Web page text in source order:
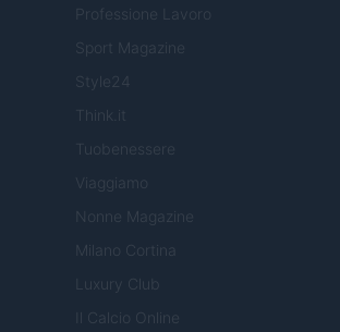
Professione Lavoro
Sport Magazine
Style24
Think.it
Tuobenessere
Viaggiamo
Nonne Magazine
Milano Cortina
Luxury Club
Il Calcio Online